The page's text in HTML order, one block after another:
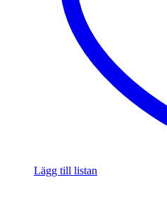
Lägg till listan